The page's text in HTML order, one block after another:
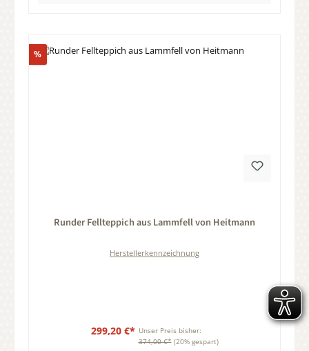
%Rabatt
Runder Fellteppich aus Lammfell von Heitmann
Herstellerkennzeichnung
299,20 €* Unser Preis bisher:
374,00 €* (20% gespart)